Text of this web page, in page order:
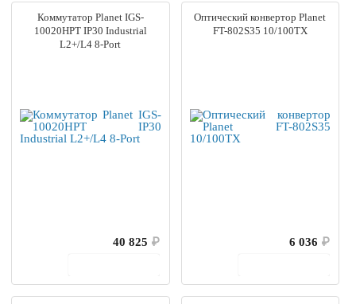
Коммутатор Planet IGS-
10020HPT IP30 Industrial
L2+/L4 8-Port
40 825 ₽
Оптический конвертор Planet
FT-802S35 10/100TX
6 036 ₽